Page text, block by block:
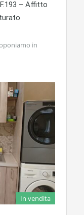
– Affitto
in
In vendita